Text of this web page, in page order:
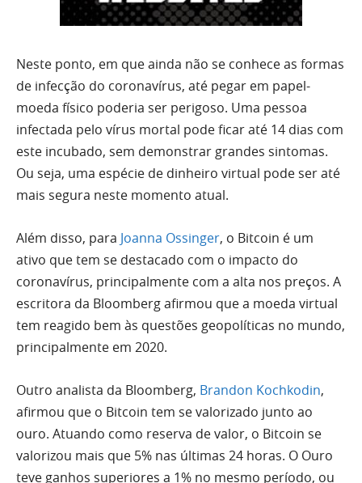
Neste ponto, em que ainda não se conhece as formas
de infecção do coronavírus, até pegar em papel-
moeda físico poderia ser perigoso. Uma pessoa
infectada pelo vírus mortal pode ficar até 14 dias com
este incubado, sem demonstrar grandes sintomas.
Ou seja, uma espécie de dinheiro virtual pode ser até
mais segura neste momento atual.
Além disso, para Joanna Ossinger, o Bitcoin é um
ativo que tem se destacado com o impacto do
coronavírus, principalmente com a alta nos preços. A
escritora da Bloomberg afirmou que a moeda virtual
tem reagido bem às questões geopolíticas no mundo,
principalmente em 2020.
Outro analista da Bloomberg, Brandon Kochkodin,
afirmou que o Bitcoin tem se valorizado junto ao
ouro. Atuando como reserva de valor, o Bitcoin se
valorizou mais que 5% nas últimas 24 horas. O Ouro
teve ganhos superiores a 1% no mesmo período, ou